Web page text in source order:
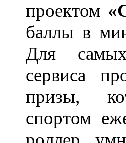
проектом
баллы в
Для самых
сервиса
призы,
спортом